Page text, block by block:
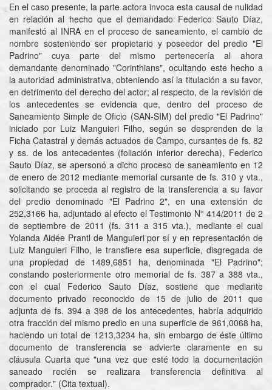
En el caso presente, la parte actora invoca esta causal de nulidad
en relación al hecho que el demandado Federico Sauto Díaz,
manifestó al INRA en el proceso de saneamiento, el cambio de
nombre sosteniendo ser propietario y poseedor del predio "El
Padrino" cuya parte del mismo pertenecería al ahora
demandante denominado "Corinthians", ocultando este hecho a
la autoridad administrativa, obteniendo así la titulación a su favor,
en detrimento del derecho del actor; al respecto, de la revisión de
los antecedentes se evidencia que, dentro del proceso de
Saneamiento Simple de Oficio (SAN-SIM) del predio "El Padrino"
iniciado por Luiz Manguieri Filho, según se desprenden de la
Ficha Catastral y demás actuados de Campo, cursantes de fs. 82
y ss. de los antecedentes (foliación inferior derecha), Federico
Sauto Díaz, se apersonó a dicho proceso de saneamiento en 12
de enero de 2012 mediante memorial cursante de fs. 310 y vta.,
solicitando se proceda al registro de la transferencia a su favor
del predio denominado "El Padrino 2", en una extensión de
252,3166 ha, adjuntado al efecto el Testimonio N° 414/2011 de 2
de septiembre de 2011 (fs. 311 a 315 vta.), mediante el cual
Yolanda Aidée Prantl de Manguieri por sí y en representación de
Luiz Manguieri Filho, le transfiere esa superficie, disgregada de
una propiedad de 1489,6851 ha, denominada "El Padrino";
constando posteriormente otro memorial de fs. 387 a 388 vta.,
con el cual Federico Sauto Díaz, sostiene que mediante
documento privado reconocido de 15 de julio de 2011 que
adjunta de fs. 394 a 398 de los antecedentes, habría adquirido
otra fracción del mismo predio en una superficie de 961,0068 ha,
haciendo un total de 1213,3234 ha, sin embargo de éste último
documento de transferencia se advierte claramente en su
cláusula Cuarta que "una vez que esté todo la documentación
saneado recién se realizara transferencia definitiva al
comprador." (Cita textual).